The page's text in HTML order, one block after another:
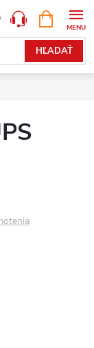
HĽADAŤ
KOŠÍK